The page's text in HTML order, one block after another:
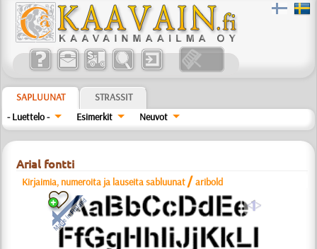
SAPLUUNAT
STRASSIT
- Luettelo -
Esimerkit Neuvot
Arial fontti
Kirjaimia, numeroita ja lauseita sabluunat /aribold
a